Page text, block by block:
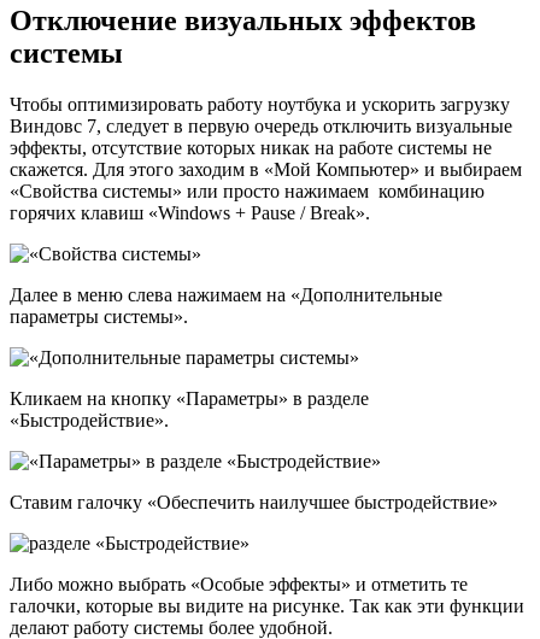
Отключение визуальных эффектов
системы
Чтобы оптимизировать работу ноутбука и ускорить загрузку
Виндовс 7, следует в первую очередь отключить визуальные
эффекты, отсутствие которых никак на работе системы не
скажется. Для этого заходим в «Мой Компьютер» и выбираем
«Свойства системы» или просто нажимаем комбинацию
горячих клавиш «Windows + Pause / Break».
Далее в меню слева нажимаем на «Дополнительные
параметры системы».
Кликаем на кнопку «Параметры» в разделе
«Быстродействие».
Ставим галочку «Обеспечить наилучшее быстродействие»
Либо можно выбрать «Особые эффекты» и отметить те
галочки, которые вы видите на рисунке. Так как эти функции
делают работу системы более удобной.